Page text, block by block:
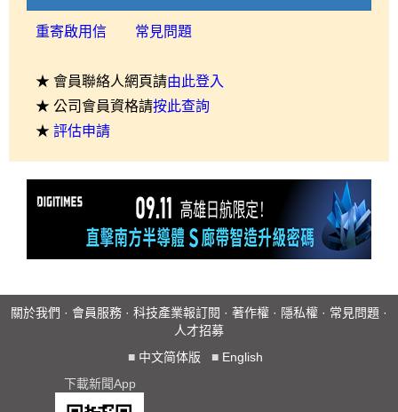
重寄啟用信 常見問題
★ 會員聯絡人網頁請由此登入
★ 公司會員資格請按此查詢
★ 評估申請
關於我們 · 會員服務 · 科技產業報訂閱 · 著作權 · 隱私權 · 常見問題 ·
人才招募
■ 中文简体版 ■ English
下載新聞App